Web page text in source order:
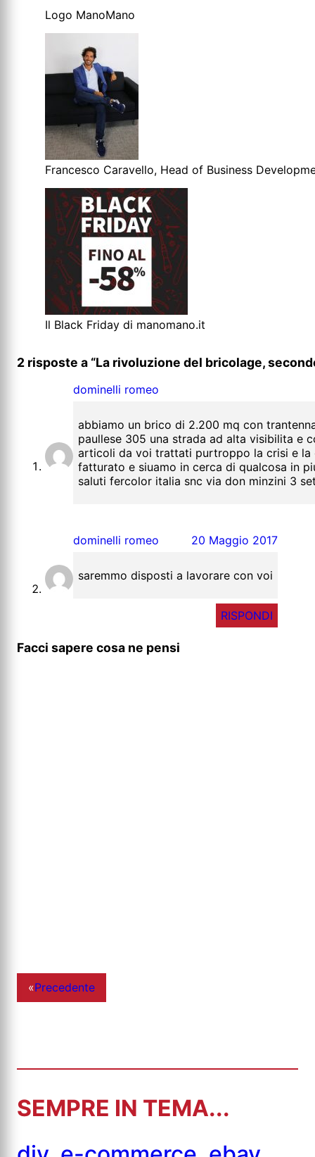
Logo ManoMano
Francesco Caravello, Head of Business
Il Black Friday di manomano.it
2 risposte a “La rivoluzione del bricolage,
dominelli romeo
abbiamo un brico di 2.200 mq con
paullese 305 una strada ad alta visibilita e
articoli da voi trattati purtroppo la crisi e la
fatturato e siuamo in cerca di qualcosa in
saluti fercolor italia snc via don minzini 3
dominelli romeo 20 Maggio 2017
saremmo disposti a lavorare con voi
RISPONDI
Facci sapere cosa ne pensi
«Precedente
SEMPRE IN TEMA...